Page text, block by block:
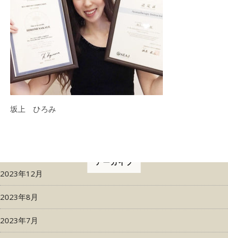
坂上 ひろみ
アーカイブ
2023年12月
2023年8月
2023年7月